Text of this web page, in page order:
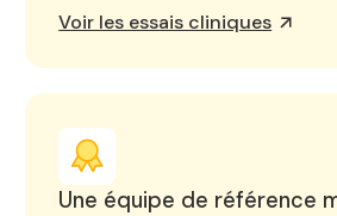
Voir les essais cliniques
Une équipe de référence